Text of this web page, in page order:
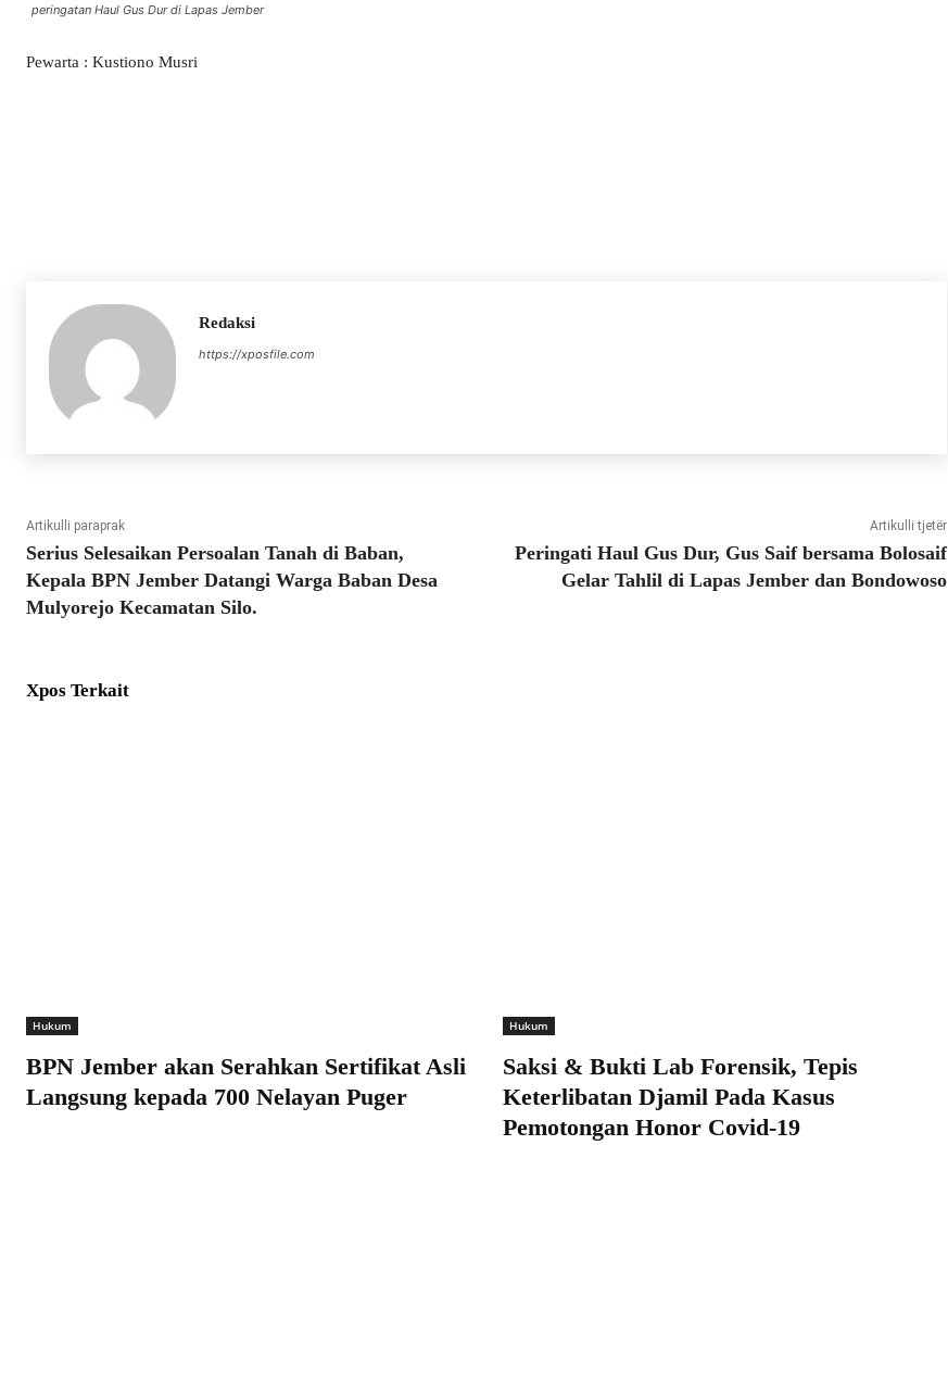
peringatan Haul Gus Dur di Lapas Jember
Pewarta : Kustiono Musri
Redaksi
https://xposfile.com
Artikulli paraprak
Serius Selesaikan Persoalan Tanah di Baban,
Kepala BPN Jember Datangi Warga Baban Desa
Mulyorejo Kecamatan Silo.
Artikulli tjetër
Peringati Haul Gus Dur, Gus Saif bersama Bolosaif
Gelar Tahlil di Lapas Jember dan Bondowoso
Xpos Terkait
Hukum
BPN Jember akan Serahkan Sertifikat Asli
Langsung kepada 700 Nelayan Puger
Hukum
Saksi & Bukti Lab Forensik, Tepis
Keterlibatan Djamil Pada Kasus
Pemotongan Honor Covid-19